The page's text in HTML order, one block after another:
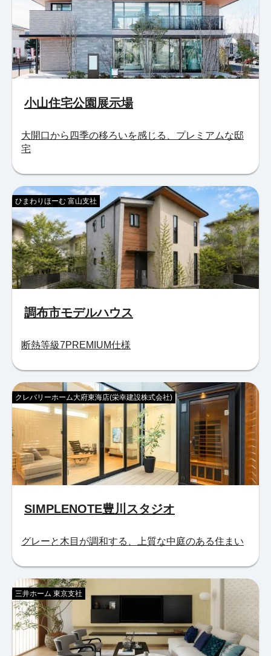
小山住宅公園展示場
大開口から四季の移ろいを感じる、プレミアムな邸
宅
調布市モデルハウス
ひまわりほーむ 富山支社
断熱等級7PREMIUM仕様
SIMPLENOTE豊川スタジオ
クレバリーホーム大府東海店(栄幸建設株式会社)
グレーと木目が調和する、上質な中庭のある住まい
三井ホーム 東京支社